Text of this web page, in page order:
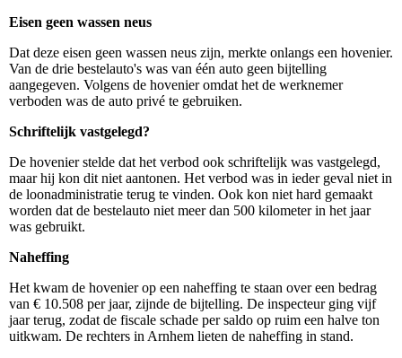
Eisen geen wassen neus
Dat deze eisen geen wassen neus zijn, merkte onlangs een hovenier.
Van de drie bestelauto's was van één auto geen bijtelling
aangegeven. Volgens de hovenier omdat het de werknemer
verboden was de auto privé te gebruiken.
Schriftelijk vastgelegd?
De hovenier stelde dat het verbod ook schriftelijk was vastgelegd,
maar hij kon dit niet aantonen. Het verbod was in ieder geval niet in
de loonadministratie terug te vinden. Ook kon niet hard gemaakt
worden dat de bestelauto niet meer dan 500 kilometer in het jaar
was gebruikt.
Naheffing
Het kwam de hovenier op een naheffing te staan over een bedrag
van € 10.508 per jaar, zijnde de bijtelling. De inspecteur ging vijf
jaar terug, zodat de fiscale schade per saldo op ruim een halve ton
uitkwam. De rechters in Arnhem lieten de naheffing in stand.